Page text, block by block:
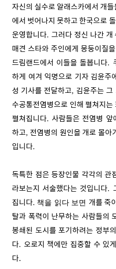
자신의 실수로 알래스카에서 개
에서 벗어나지 못하고 한국으로
운영합니다. 그러다 정신 나간 개
매견 스타와 주인에게 몽둥이질
드림랜드에서 이들을 돌봅니다.
하게 여겨 익명으로 기자 김윤주
성 기사를 전달하고, 김윤주는
수공통전염병으로 인해 펼쳐지
펼쳐집니다.사람들은 전염병
하고, 전염병의 원인을 개로 몰아
입니다.
독특한 점은 등장인물 각각의 관
라보는지 서술했다는 것입니다.
집니다. 책을 읽다 보면 개를 죽
탈과 폭력이 난무하는 사람들의
봉쇄된 도시를 포기하려는 정부
다. 오로지 책에만 집중할 수 있
다.